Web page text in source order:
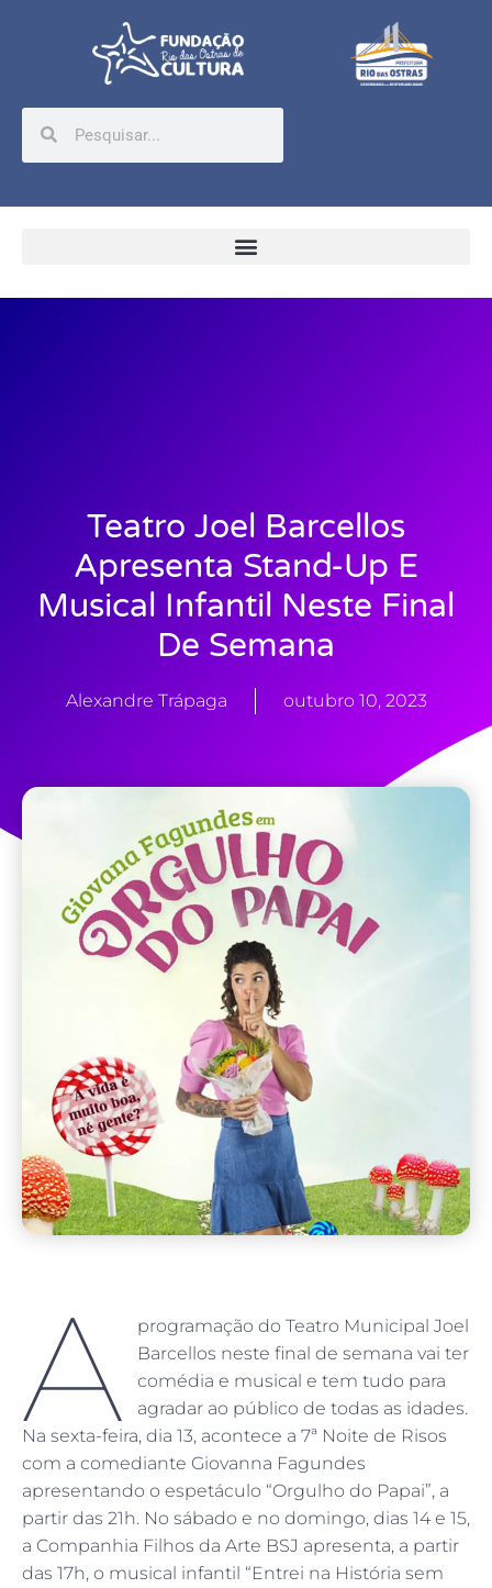
Teatro Joel Barcellos
Apresenta Stand-Up E
Musical Infantil Neste Final
De Semana
Alexandre Trápaga outubro 10, 2023
A
programação do Teatro Municipal Joel
Barcellos neste final de semana vai ter
comédia e musical e tem tudo para
agradar ao público de todas as idades.
Na sexta-feira, dia 13, acontece a 7ª Noite de Risos
com a comediante Giovanna Fagundes
apresentando o espetáculo “Orgulho do Papai”, a
partir das 21h. No sábado e no domingo, dias 14 e 15,
a Companhia Filhos da Arte BSJ apresenta, a partir
das 17h, o musical infantil “Entrei na História sem